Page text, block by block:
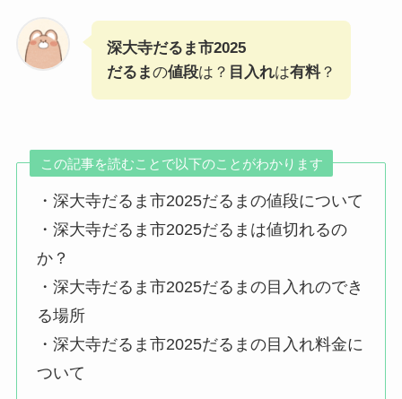
深大寺だるま市2025
だるまの値段は？ 目入れは有料？
この記事を読むことで以下のことがわかります
・深大寺だるま市2025だるまの値段について
・深大寺だるま市2025だるまは値切れるの
か？
・深大寺だるま市2025だるまの目入れのでき
る場所
・深大寺だるま市2025だるまの目入れ料金に
ついて